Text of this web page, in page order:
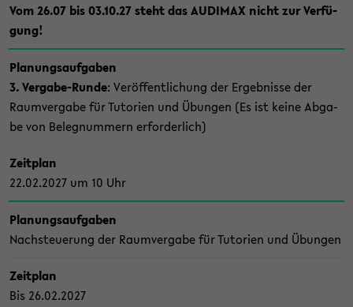
Vom 26.07 bis 03.10.27 steht das AU­DI­MAX nicht zur Ver­fü­
gung!
Pla­nungs­auf­ga­ben
3. Vergabe-​Runde: Ver­öf­fent­li­chung der Er­geb­nis­se der
Raum­ver­ga­be für Tu­to­ri­en und Übun­gen (Es ist keine Ab­ga­
be von Be­leg­num­mern er­for­der­lich)
Zeit­plan
22.02.2027 um 10 Uhr
Pla­nungs­auf­ga­ben
Nach­steue­rung der Raum­ver­ga­be für Tu­to­ri­en und Übun­gen
Zeit­plan
Bis 26.02.2027